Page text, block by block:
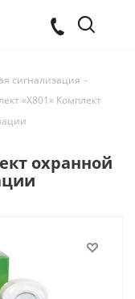
сигнализация -
«X801» Комплект
охранной